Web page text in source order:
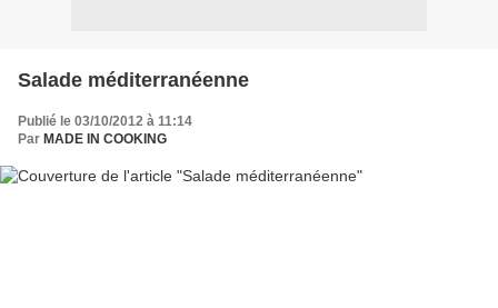
Salade méditerranéenne
Publié le 03/10/2012 à 11:14
Par MADE IN COOKING